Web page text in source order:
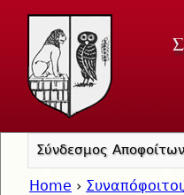
Home ›
Σύνδεσμος Αποφοίτων